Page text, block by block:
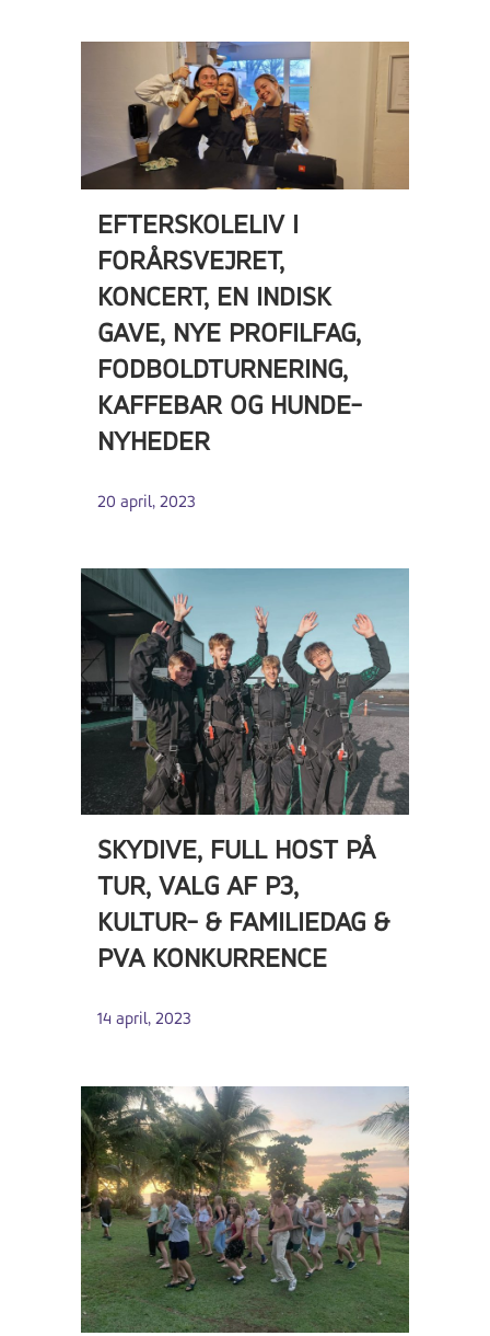
EFTERSKOLELIV I
FORÅRSVEJRET,
KONCERT, EN INDISK
GAVE, NYE PROFILFAG,
FODBOLDTURNERING,
KAFFEBAR OG HUNDE-
NYHEDER
20 april, 2023
SKYDIVE, FULL HOST PÅ
TUR, VALG AF P3,
KULTUR- & FAMILIEDAG &
PVA KONKURRENCE
14 april, 2023